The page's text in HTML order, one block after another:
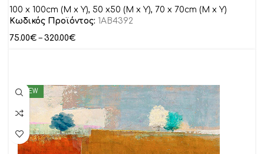
100 x 100cm (M x Y), 50 x50 (M x Y), 70 x 70cm (M x Y)
Κωδικός Προϊόντος: 1AB4392
75.00€ – 320.00€
NEW